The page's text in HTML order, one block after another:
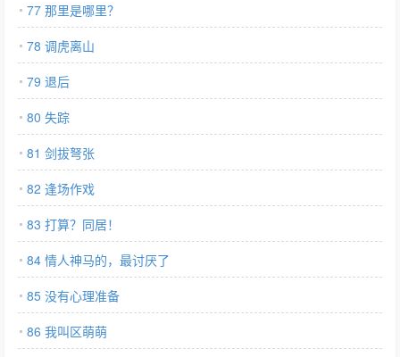
77 那里是哪里？
78 调虎离山
79 退后
80 失踪
81 剑拔弩张
82 逢场作戏
83 打算？同居！
84 情人神马的，最讨厌了
85 没有心理准备
86 我叫区萌萌